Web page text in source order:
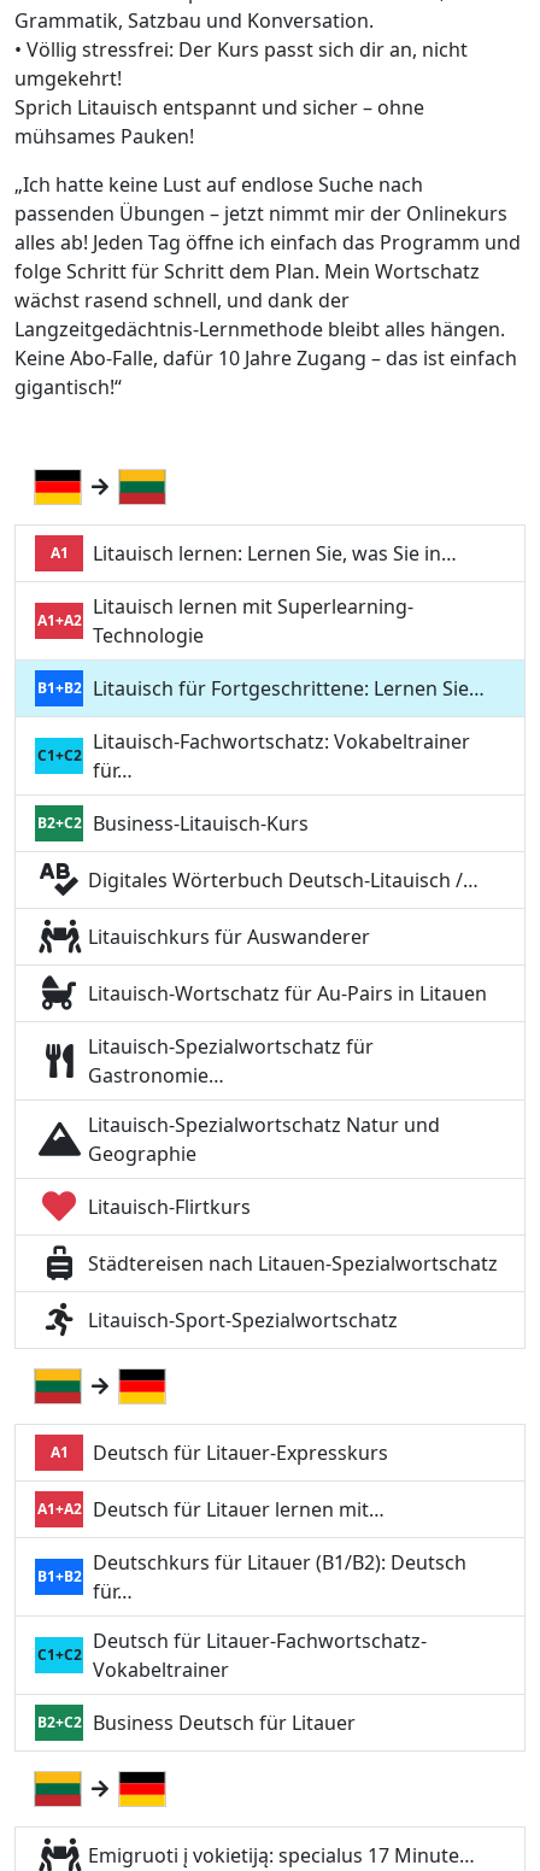
Grammatik, Satzbau und Konversation.
• Völlig stressfrei: Der Kurs passt sich dir an, nicht
umgekehrt!
Sprich Litauisch entspannt und sicher – ohne
mühsames Pauken!
„Ich hatte keine Lust auf endlose Suche nach
passenden Übungen – jetzt nimmt mir der Onlinekurs
alles ab! Jeden Tag öffne ich einfach das Programm und
folge Schritt für Schritt dem Plan. Mein Wortschatz
wächst rasend schnell, und dank der
Langzeitgedächtnis-Lernmethode bleibt alles hängen.
Keine Abo-Falle, dafür 10 Jahre Zugang – das ist einfach
gigantisch!“
A1 Litauisch lernen: Lernen Sie, was Sie in…
A1+A2
Litauisch lernen mit Superlearning-
Technologie
B1+B2 Litauisch für Fortgeschrittene: Lernen Sie…
C1+C2
Litauisch-Fachwortschatz: Vokabeltrainer
für…
B2+C2 Business-Litauisch-Kurs
Digitales Wörterbuch Deutsch-Litauisch /…
Litauischkurs für Auswanderer
Litauisch-Wortschatz für Au-Pairs in Litauen
Litauisch-Spezialwortschatz für
Gastronomie…
Litauisch-Spezialwortschatz Natur und
Geographie
Litauisch-Flirtkurs
Städtereisen nach Litauen-Spezialwortschatz
Litauisch-Sport-Spezialwortschatz
A1 Deutsch für Litauer-Expresskurs
A1+A2 Deutsch für Litauer lernen mit…
B1+B2
Deutschkurs für Litauer (B1/B2): Deutsch
für…
C1+C2
Deutsch für Litauer-Fachwortschatz-
Vokabeltrainer
B2+C2 Business Deutsch für Litauer
Emigruoti į vokietiją: specialus 17 Minute…